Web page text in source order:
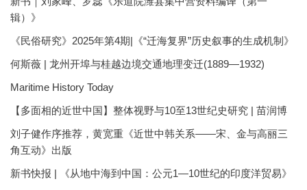
辑）》
《民俗研究》2025年第4期|《“迁海复界”历史叙事的生成机制》
何斯薇 | 龙州开埠与桂越边境交通地理变迁(1889—1932)
Maritime History Today
【多面相的近世中国】整体视野与10至13世纪史研究 | 苗润博
刘子健作序推荐，黄宽重《近世中韩关系——宋、金与高丽三
角互动》出版
新书快报 | 《从地中海到中国：公元1—10世纪的印度洋贸易》